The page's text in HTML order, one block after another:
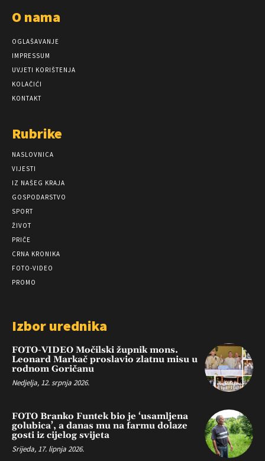
O nama
OGLAŠAVANJE
IMPRESSUM
UVJETI KORIŠTENJA
KOLAČIĆI
KONTAKT
Rubrike
NASLOVNICA
VIJESTI
IZ NAŠEG KRAJA
GOSPODARSTVO
SPORT
ŽIVOT
PRIČE
CRNA KRONIKA
FOTO-VIDEO
PROMO
Izbor urednika
FOTO-VIDEO Močilski župnik mons.
Leonard Markač proslavio zlatnu misu u
rodnom Goričanu
Nedjelja, 12. srpnja 2026.
FOTO Branko Funtek bio je ‘usamljena
golubica’, a danas mu na farmu dolaze
gosti iz cijelog svijeta
Srijeda, 17. lipnja 2026.